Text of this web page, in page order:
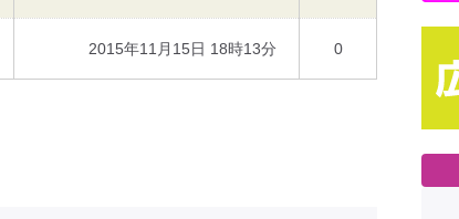
2015年11月15日 18時13分 0